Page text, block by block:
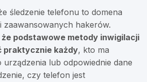
śledzenie telefonu to domena
zaawansowanych hakerów.
podstawowe metody inwigilacji
praktycznie każdy, kto ma
lub odpowiednie dane
czy telefon jest